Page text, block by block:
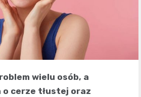
wielu osób, a
o cerze tłustej oraz